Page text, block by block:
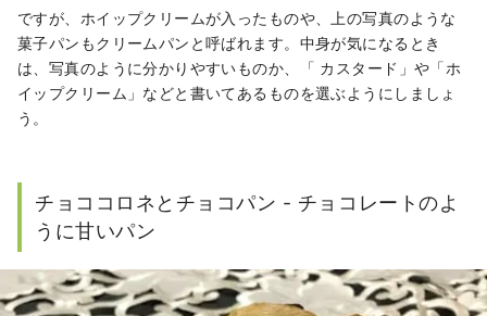
ですが、ホイップクリームが入ったものや、上の写真のような
菓子パンもクリームパンと呼ばれます。中身が気になるとき
は、写真のように分かりやすいものか、「 カスタード」や「ホ
イップクリーム」などと書いてあるものを選ぶようにしましょ
う。
チョココロネとチョコパン - チョコレートのよ
うに甘いパン